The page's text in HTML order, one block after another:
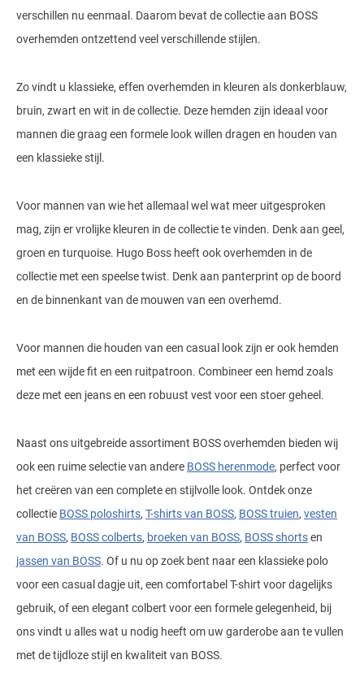
verschillen nu eenmaal. Daarom bevat de collectie aan BOSS
overhemden ontzettend veel verschillende stijlen.
Zo vindt u klassieke, effen overhemden in kleuren als donkerblauw,
bruin, zwart en wit in de collectie. Deze hemden zijn ideaal voor
mannen die graag een formele look willen dragen en houden van
een klassieke stijl.
Voor mannen van wie het allemaal wel wat meer uitgesproken
mag, zijn er vrolijke kleuren in de collectie te vinden. Denk aan geel,
groen en turquoise. Hugo Boss heeft ook overhemden in de
collectie met een speelse twist. Denk aan panterprint op de boord
en de binnenkant van de mouwen van een overhemd.
Voor mannen die houden van een casual look zijn er ook hemden
met een wijde fit en een ruitpatroon. Combineer een hemd zoals
deze met een jeans en een robuust vest voor een stoer geheel.
Naast ons uitgebreide assortiment BOSS overhemden bieden wij
ook een ruime selectie van andere BOSS herenmode, perfect voor
het creëren van een complete en stijlvolle look. Ontdek onze
collectie BOSS poloshirts, T-shirts van BOSS, BOSS truien, vesten
van BOSS, BOSS colberts, broeken van BOSS, BOSS shortsen
jassen van BOSS. Of u nu op zoek bent naar een klassieke polo
voor een casual dagje uit, een comfortabel T-shirt voor dagelijks
gebruik, of een elegant colbert voor een formele gelegenheid, bij
ons vindt u alles wat u nodig heeft om uw garderobe aan te vullen
met de tijdloze stijl en kwaliteit van BOSS.